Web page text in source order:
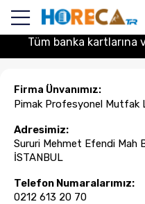
Tüm banka kartlarına
Firma Ünvanımız:
Pimak Profesyonel Mutfak
Adresimiz:
Sururi Mehmet Efendi Mah
İSTANBUL
Telefon Numaralarımız:
0212 613 20 70